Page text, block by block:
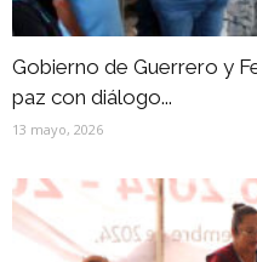
Gobierno de Guerrero y
paz con diálogo...
13 mayo, 2026